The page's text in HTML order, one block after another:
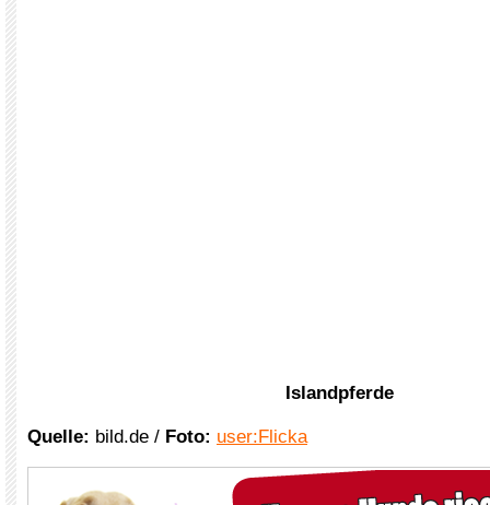
Islandpferde
Quelle: bild.de / Foto: user:Flicka